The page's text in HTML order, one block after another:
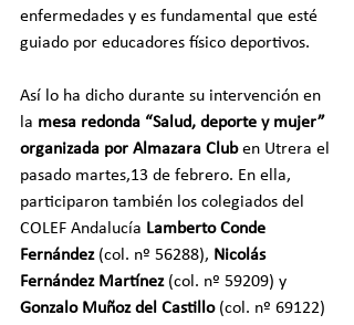
enfermedades y es fundamental que esté
guiado por educadores físico deportivos.
Así lo ha dicho durante su intervención en
la mesa redonda “Salud, deporte y mujer”
organizada por Almazara Club en Utrera el
pasado martes,13 de febrero. En ella,
participaron también los colegiados del
COLEF Andalucía Lamberto Conde
Fernández (col. nº 56288), Nicolás
Fernández Martínez (col. nº 59209) y
Gonzalo Muñoz del Castillo (col. nº 69122)